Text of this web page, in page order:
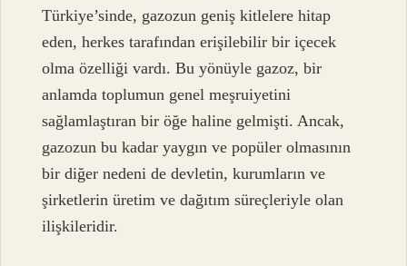
Türkiye’sinde, gazozun geniş kitlelere hitap
eden, herkes tarafından erişilebilir bir içecek
olma özelliği vardı. Bu yönüyle gazoz, bir
anlamda toplumun genel meşruiyetini
sağlamlaştıran bir öğe haline gelmişti. Ancak,
gazozun bu kadar yaygın ve popüler olmasının
bir diğer nedeni de devletin, kurumların ve
şirketlerin üretim ve dağıtım süreçleriyle olan
ilişkileridir.